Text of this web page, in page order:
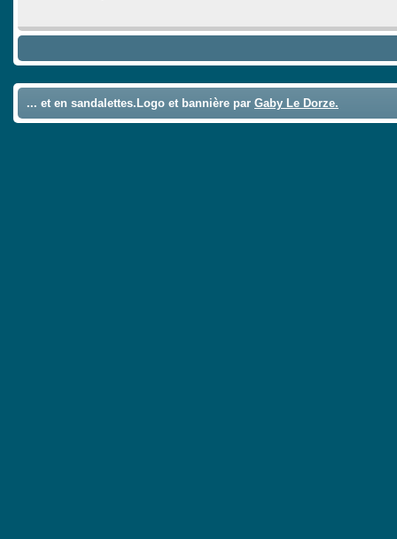
... et en sandalettes.Logo et bannière par Gaby Le Dorze.